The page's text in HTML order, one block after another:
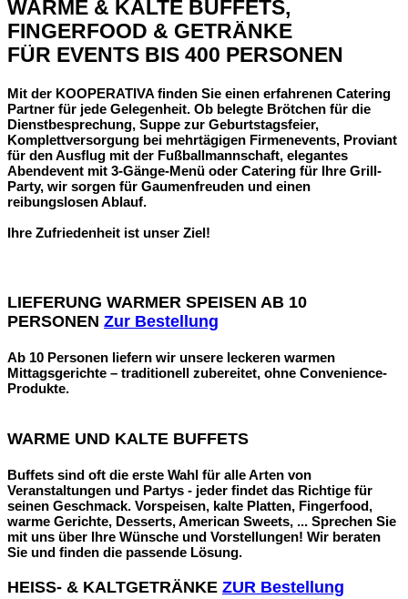
WARME & KALTE BUFFETS,
FINGERFOOD & GETRÄNKE
FÜR EVENTS BIS 400 PERSONEN
Mit der KOOPERATIVA finden Sie einen erfahrenen Catering
Partner für jede Gelegenheit. Ob belegte Brötchen für die
Dienstbesprechung, Suppe zur Geburtstagsfeier,
Komplettversorgung bei mehrtägigen Firmenevents, Proviant
für den Ausflug mit der Fußballmannschaft, elegantes
Abendevent mit 3-Gänge-Menü oder Catering für Ihre Grill-
Party, wir sorgen für Gaumenfreuden und einen
reibungslosen Ablauf.
Ihre Zufriedenheit ist unser Ziel!
LIEFERUNG WARMER SPEISEN AB 10
PERSONEN Zur Bestellung
Ab 10 Personen liefern wir unsere leckeren warmen
Mittagsgerichte – traditionell zubereitet, ohne Convenience-
Produkte.
WARME UND KALTE BUFFETS
Buffets sind oft die erste Wahl für alle Arten von
Veranstaltungen und Partys - jeder findet das Richtige für
seinen Geschmack. Vorspeisen, kalte Platten, Fingerfood,
warme Gerichte, Desserts, American Sweets, ... Sprechen Sie
mit uns über Ihre Wünsche und Vorstellungen! Wir beraten
Sie und finden die passende Lösung.
HEISS- & KALTGETRÄNKE ZUR Bestellung